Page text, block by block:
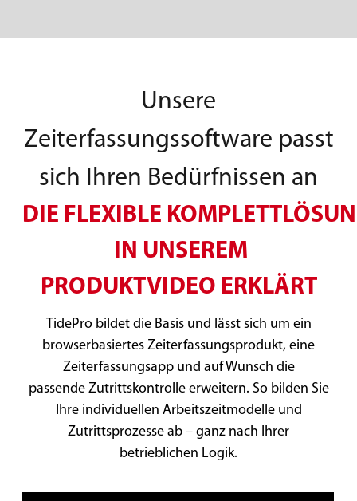
Unsere
Zeiterfassungssoftware passt
sich Ihren Bedürfnissen an
DIE FLEXIBLE
IN UNSEREM
PRODUKTVIDEO ERKLÄRT
TidePro bildet die Basis und lässt sich um ein
browserbasiertes Zeiterfassungsprodukt, eine
Zeiterfassungsapp und auf Wunsch die
passende Zutrittskontrolle erweitern. So bilden Sie
Ihre individuellen Arbeitszeitmodelle und
Zutrittsprozesse ab – ganz nach Ihrer
betrieblichen Logik.